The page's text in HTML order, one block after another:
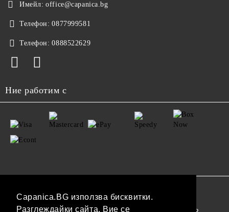
Capanica.BG използва бисквитки.
Разглеждайки сайта, Вие се
Имейл: office@capanica.bg
Телефон: 0877999581
Телефон: 0888522629
Ние работим с